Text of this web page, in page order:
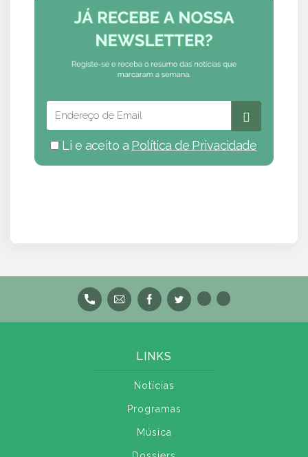
Li e aceito a Política de Privacidade
LINKS
Notícias
Programas
Música